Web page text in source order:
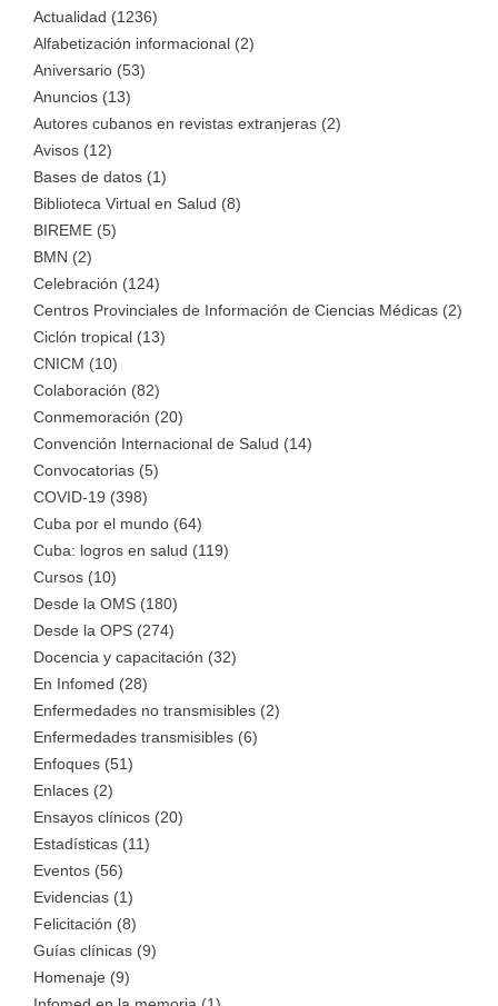
Actualidad (1236)
Alfabetización informacional (2)
Aniversario (53)
Anuncios (13)
Autores cubanos en revistas extranjeras (2)
Avisos (12)
Bases de datos (1)
Biblioteca Virtual en Salud (8)
BIREME (5)
BMN (2)
Celebración (124)
Centros Provinciales de Información de Ciencias Médicas (2)
Ciclón tropical (13)
CNICM (10)
Colaboración (82)
Conmemoración (20)
Convención Internacional de Salud (14)
Convocatorias (5)
COVID-19 (398)
Cuba por el mundo (64)
Cuba: logros en salud (119)
Cursos (10)
Desde la OMS (180)
Desde la OPS (274)
Docencia y capacitación (32)
En Infomed (28)
Enfermedades no transmisibles (2)
Enfermedades transmisibles (6)
Enfoques (51)
Enlaces (2)
Ensayos clínicos (20)
Estadísticas (11)
Eventos (56)
Evidencias (1)
Felicitación (8)
Guías clínicas (9)
Homenaje (9)